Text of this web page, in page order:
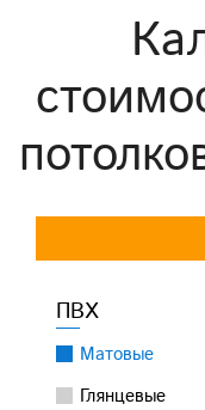
ПВХ
Матовые
Глянцевые